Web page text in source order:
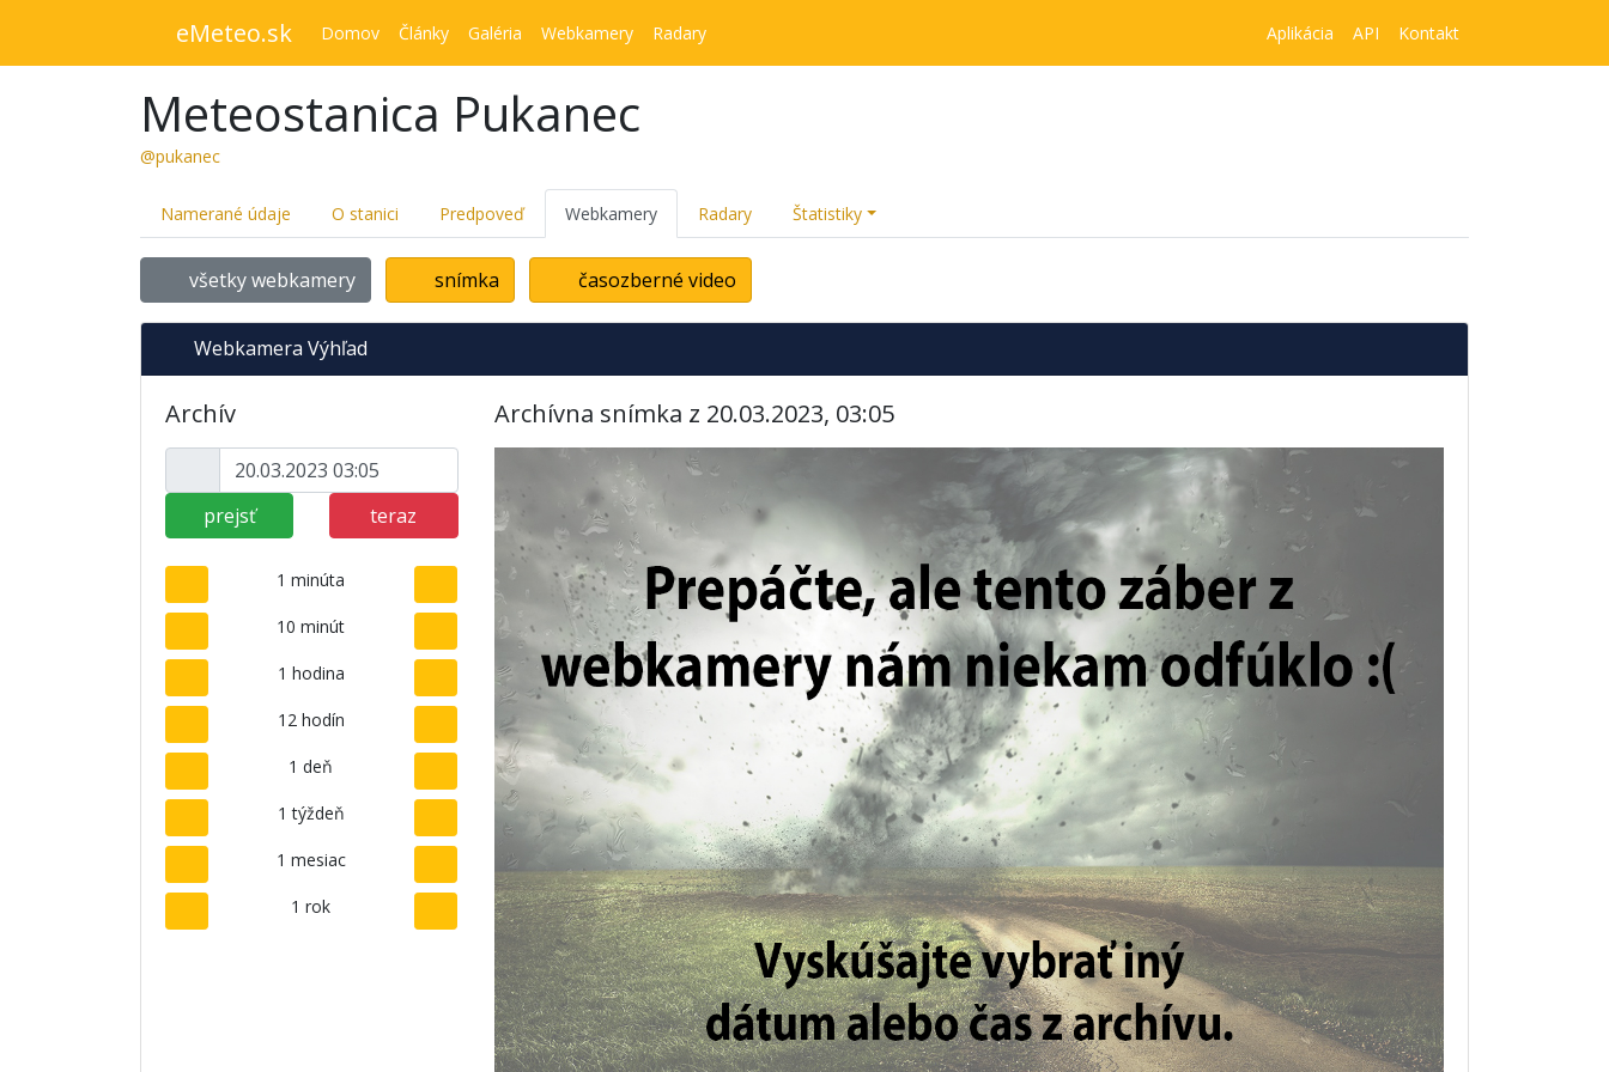
eMeteo.sk Domov Články Galéria Webkamery Radary Aplikácia API Kontakt
Meteostanica Pukanec
@pukanec
Namerané údaje O stanici Predpoveď Webkamery Radary Štatistiky
všetky webkamery snímka časozberné video
Webkamera Výhľad
Archív
prejsť teraz
1 minúta
10 minút
1 hodina
12 hodín
1 deň
1 týždeň
1 mesiac
1 rok
Archívna snímka z 20.03.2023, 03:05